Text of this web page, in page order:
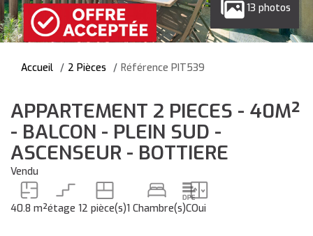
13 photos
Accueil 2 Pièces Référence PIT539
APPARTEMENT 2 PIECES - 40M²
- BALCON - PLEIN SUD -
ASCENSEUR - BOTTIERE
Vendu
40.8 m²étage 12 pièce(s)1 Chambre(s)COui